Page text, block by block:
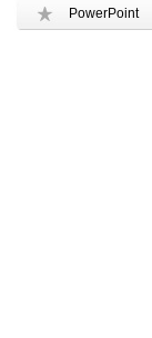
PowerPoint